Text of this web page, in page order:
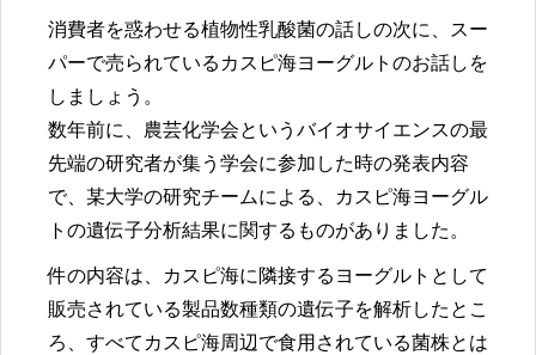
消費者を惑わせる植物性乳酸菌の話しの次に、スー
パーで売られているカスピ海ヨーグルトのお話しを
しましょう。
数年前に、農芸化学会というバイオサイエンスの最
先端の研究者が集う学会に参加した時の発表内容
で、某大学の研究チームによる、カスピ海ヨーグル
トの遺伝子分析結果に関するものがありました。
件の内容は、カスピ海に隣接するヨーグルトとして
販売されている製品数種類の遺伝子を解析したとこ
ろ、すべてカスピ海周辺で食用されている菌株とは